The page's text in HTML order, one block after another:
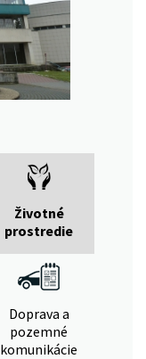
Životné
prostredie
Doprava a
pozemné
komunikácie